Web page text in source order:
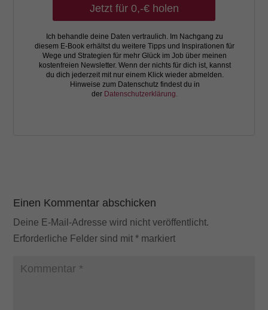
Jetzt für 0,-€ holen
Ich behandle deine Daten vertraulich. Im Nachgang zu
diesem E-Book erhältst du weitere Tipps und Inspirationen für
Wege und Strategien für mehr Glück im Job über meinen
kostenfreien Newsletter. Wenn der nichts für dich ist, kannst
du dich jederzeit mit nur einem Klick wieder abmelden.
Hinweise zum Datenschutz findest du in
der Datenschutzerklärung.
Einen Kommentar abschicken
Deine E-Mail-Adresse wird nicht veröffentlicht.
Erforderliche Felder sind mit* markiert